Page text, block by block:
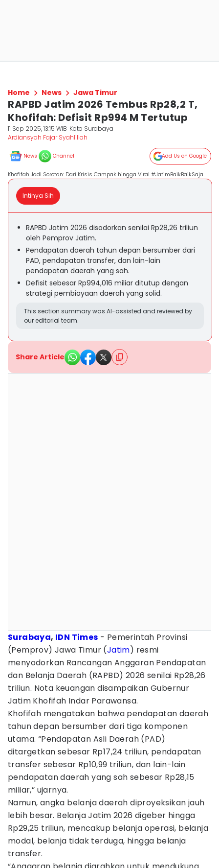
Home News Jawa Timur
RAPBD Jatim 2026 Tembus Rp28,2 T,
Khofifah: Defisit Rp994 M Tertutup
11 Sep 2025, 13:15 WIB Kota Surabaya
Ardiansyah Fajar Syahlillah
News Channel Add Us on Google
Khofifah Jadi Sorotan: Dari Krisis Campak hingga Viral #JatimBaikBaikSaja
Intinya Sih
RAPBD Jatim 2026 disodorkan senilai Rp28,26 triliun
oleh Pemprov Jatim.
Pendapatan daerah tahun depan bersumber dari
PAD, pendapatan transfer, dan lain-lain
pendapatan daerah yang sah.
Defisit sebesar Rp994,016 miliar ditutup dengan
strategi pembiayaan daerah yang solid.
This section summary was AI-assisted and reviewed by
our editorial team.
Share Article
Surabaya, IDN Times - Pemerintah Provinsi
(Pemprov) Jawa Timur (Jatim) resmi
menyodorkan Rancangan Anggaran Pendapatan
dan Belanja Daerah (RAPBD) 2026 senilai Rp28,26
triliun. Nota keuangan disampaikan Gubernur
Jatim Khofifah Indar Parawansa.
Khofifah mengatakan bahwa pendapatan daerah
tahun depan bersumber dari tiga komponen
utama. “Pendapatan Asli Daerah (PAD)
ditargetkan sebesar Rp17,24 triliun, pendapatan
transfer sebesar Rp10,99 triliun, dan lain-lain
pendapatan daerah yang sah sebesar Rp28,15
miliar,” ujarnya.
Namun, angka belanja daerah diproyeksikan jauh
lebih besar. Belanja Jatim 2026 digeber hingga
Rp29,25 triliun, mencakup belanja operasi, belanja
modal, belanja tidak terduga, hingga belanja
transfer.